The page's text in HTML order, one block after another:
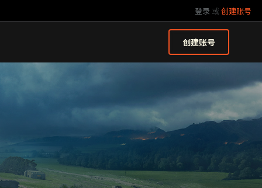
登录 或创建账号
创建账号